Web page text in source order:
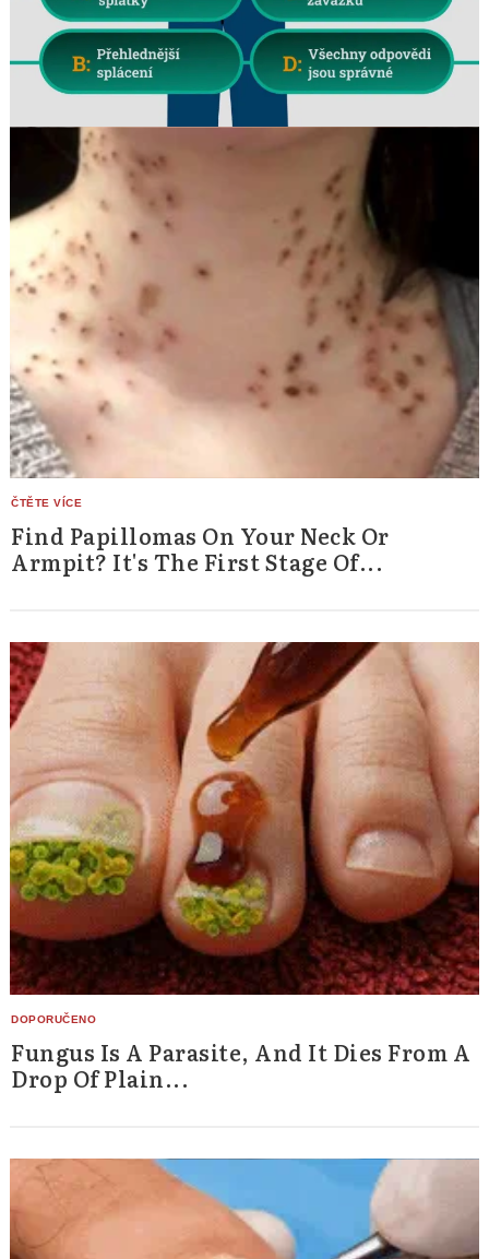
Find Papillomas On Your Neck Or
Armpit? It's The First Stage Of...
Fungus Is A Parasite, And It Dies From A
Drop Of Plain...